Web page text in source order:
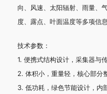
向、风速、太阳辐射、雨量、
度、露点、叶面温度等多项信息
技术参数：
1. 便携式结构设计，采集器与
2. 体积小，重量轻，核心部分
3. 低功耗，绿色节能设计，内